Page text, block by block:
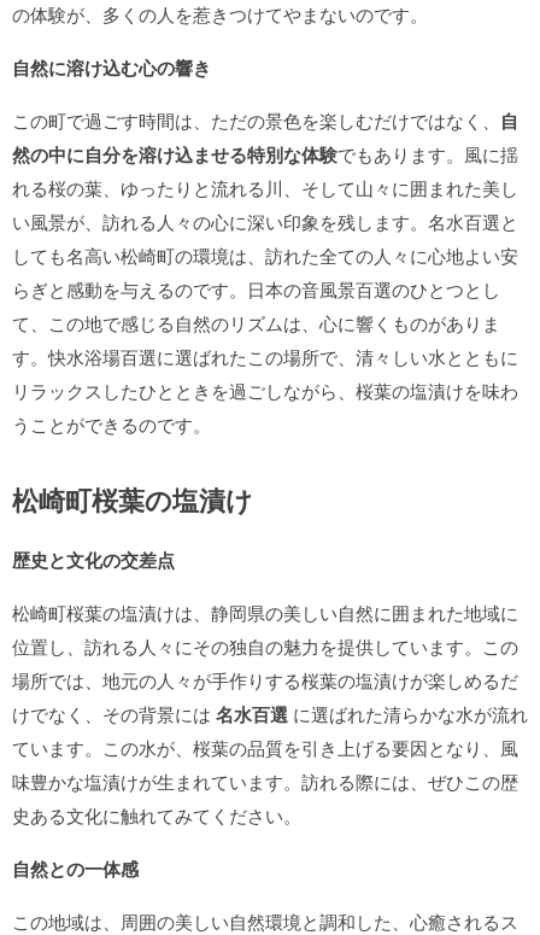
の体験が、多くの人を惹きつけてやまないのです。
自然に溶け込む心の響き
この町で過ごす時間は、ただの景色を楽しむだけではなく、 自
然の中に自分を溶け込ませる特別な体験でもあります。風に揺
れる桜の葉、ゆったりと流れる川、そして山々に囲まれた美し
い風景が、訪れる人々の心に深い印象を残します。名水百選と
しても名高い松崎町の環境は、訪れた全ての人々に心地よい安
らぎと感動を与えるのです。日本の音風景百選のひとつとし
て、この地で感じる自然のリズムは、心に響くものがありま
す。快水浴場百選に選ばれたこの場所で、清々しい水とともに
リラックスしたひとときを過ごしながら、桜葉の塩漬けを味わ
うことができるのです。
松崎町桜葉の塩漬け
歴史と文化の交差点
松崎町桜葉の塩漬けは、静岡県の美しい自然に囲まれた地域に
位置し、訪れる人々にその独自の魅力を提供しています。この
場所では、地元の人々が手作りする桜葉の塩漬けが楽しめるだ
けでなく、その背景には 名水百選 に選ばれた清らかな水が流れ
ています。この水が、桜葉の品質を引き上げる要因となり、風
味豊かな塩漬けが生まれています。訪れる際には、ぜひこの歴
史ある文化に触れてみてください。
自然との一体感
この地域は、周囲の美しい自然環境と調和した、心癒されるス